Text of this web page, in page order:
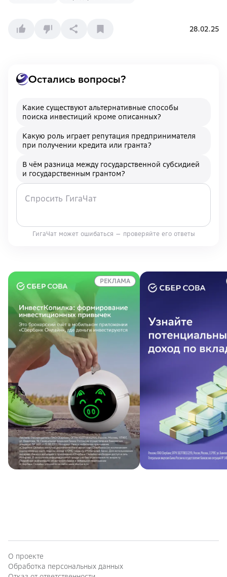
28.02.25
Остались вопросы?
Какие существуют альтернативные способы
поиска инвестиций кроме описанных?
Какую роль играет репутация предпринимателя
при получении кредита или гранта?
В чём разница между государственной субсидией
и государственным грантом?
ГигаЧат может ошибаться — проверяйте его ответы
РЕКЛАМА
О проекте
Обработка персональных данных